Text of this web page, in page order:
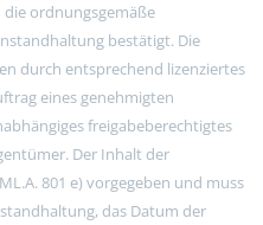
ordnungsgemäße
bestätigt. Die
durch entsprechend lizenziertes
eines genehmigten
freigabeberechtigtes
Der Inhalt der
801 e) vorgegeben und muss
das Datum der